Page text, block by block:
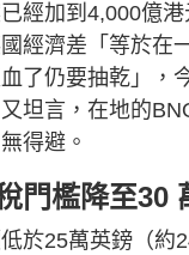
經加到4,000億
經濟差「等於在
了仍要抽乾」，
坦言，在地的
得避。
門檻降至30
於25萬英鎊（約